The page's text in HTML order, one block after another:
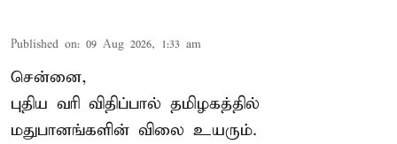
Published on: 09 Aug 2026, 1:33 am
சென்னை,
புதிய வரி விதிப்பால் தமிழகத்தில்
மதுபானங்களின் விலை உயரும்.